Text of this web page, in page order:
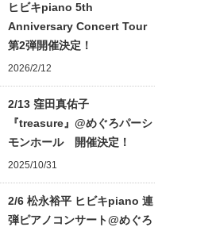
ヒビキpiano 5th
Anniversary Concert Tour
第2弾開催決定！
2026/2/12
2/13 窪田真佑子
『treasure』@めぐろパーシ
モンホール 開催決定！
2025/10/31
2/6 松永裕平 ヒビキpiano 連
弾ピアノコンサート@めぐろ